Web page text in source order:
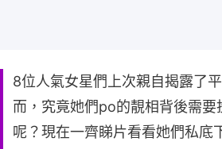
8位人氣女星們上次親自揭露了
而，究竟她們po的靚相背後需要
呢？現在一齊睇片看看她們私底